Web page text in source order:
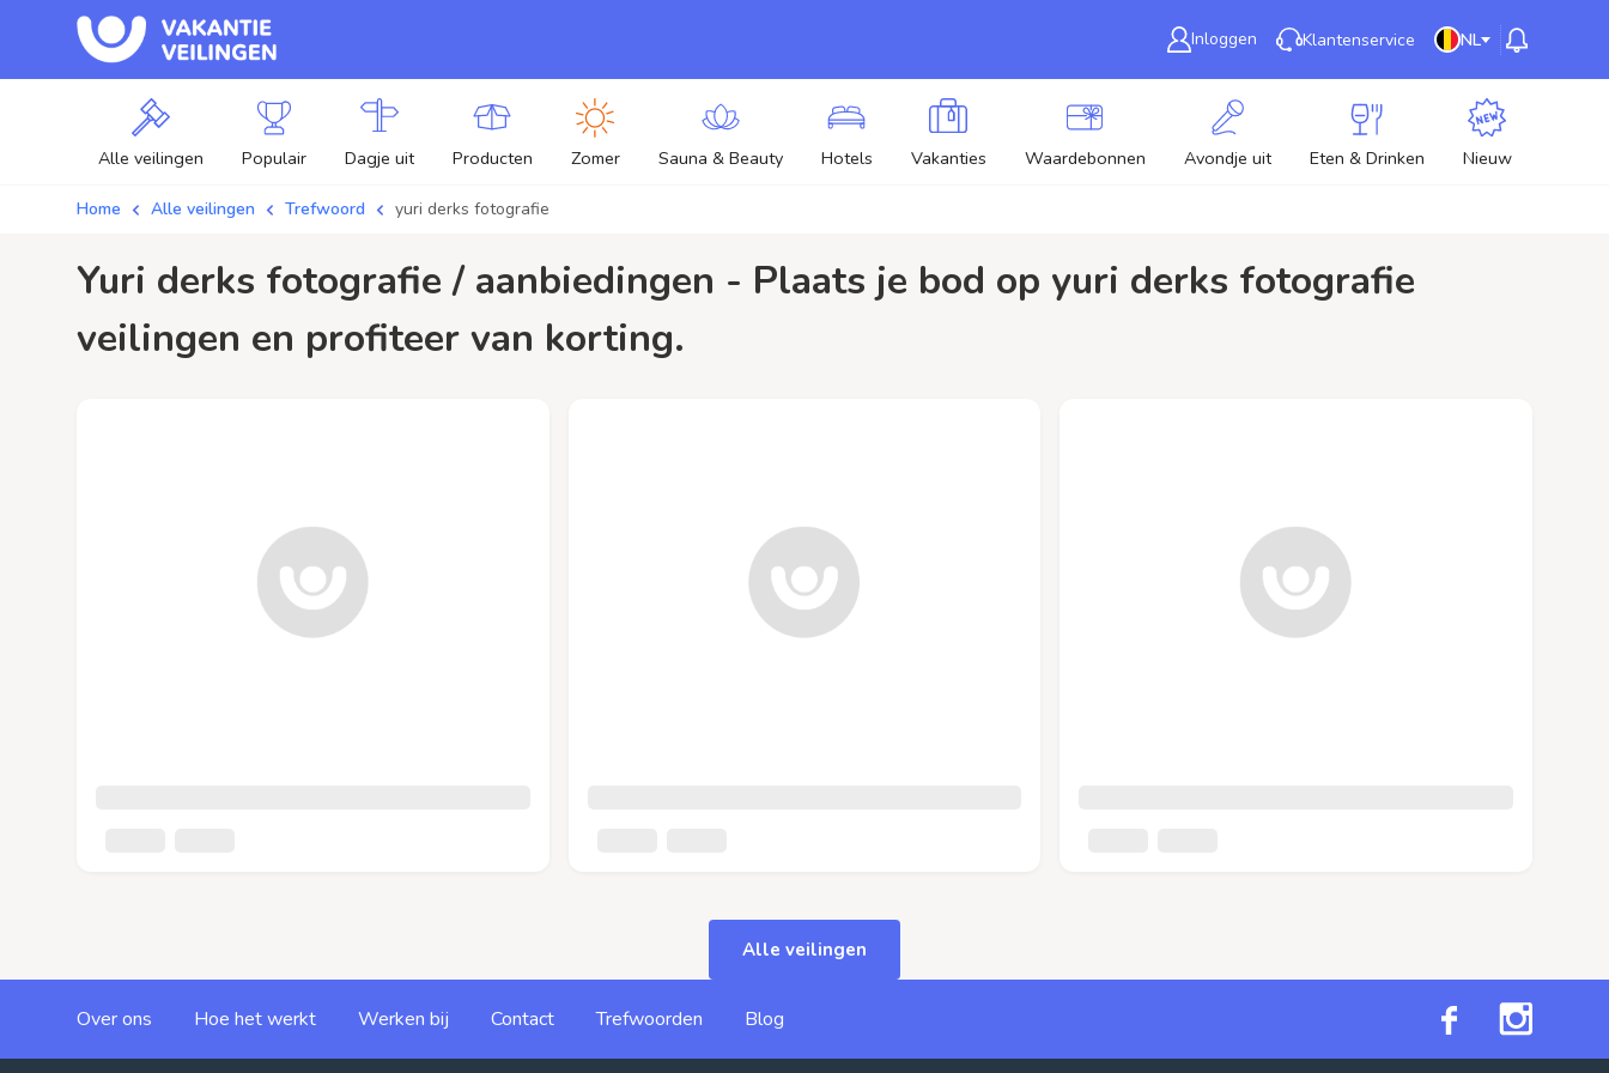
Inloggen Klantenservice NL
Alle veilingen Populair Dagje uit Producten Zomer Sauna & Beauty Hotels Vakanties Waardebonnen Avondje uit Eten & Drinken Nieuw
Home Alle veilingen Trefwoord yuri derks fotografie
yuri derks fotografie / aanbiedingen - Plaats je bod op yuri derks fotografie
veilingen en profiteer van korting.
Alle veilingen
Over ons Hoe het werkt Werken bij Contact Trefwoorden Blog